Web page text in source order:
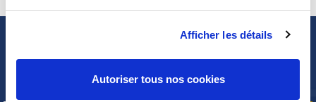
Afficher les détails
Autoriser tous nos cookies
nos offres promos et actualités produits